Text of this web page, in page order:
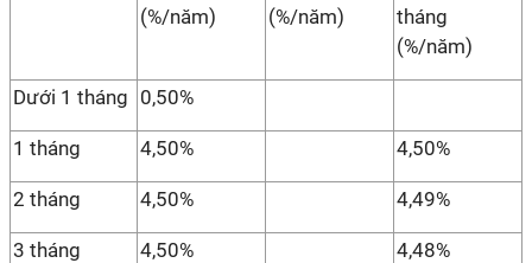
(%/năm)
(%/năm)
tháng
(%/năm)
Dưới 1 tháng 0,50%
1 tháng 4,50% 4,50%
2 tháng 4,50% 4,49%
3 tháng 4,50% 4,48%